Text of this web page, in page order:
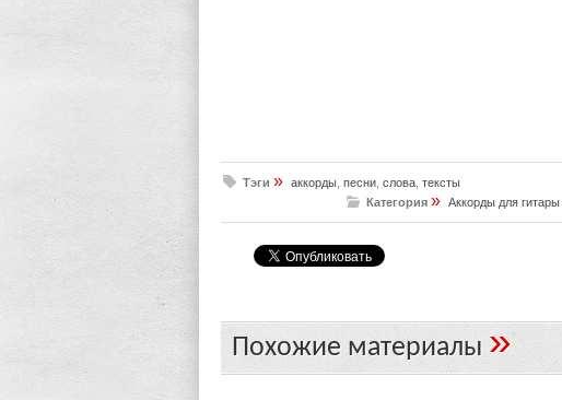
Тэги » аккорды песни слова тексты
Категория » Аккорды для
Похожие материалы»